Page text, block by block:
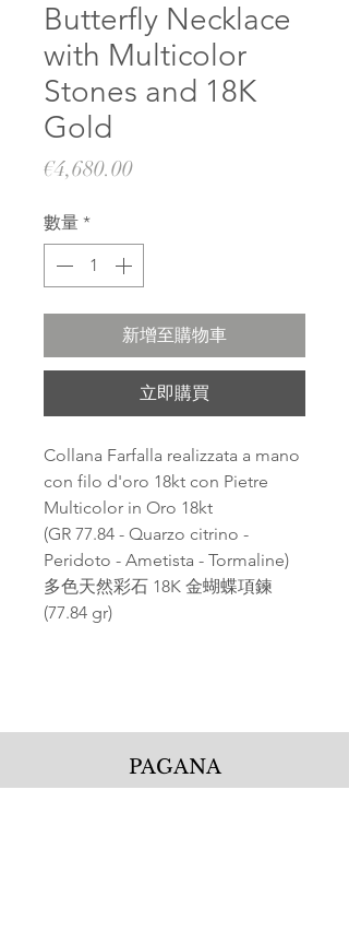
Butterfly Necklace
with Multicolor
Stones and 18K
Gold
€4,680.00價
數量 *
新增至購物車
立即購買
Collana Farfalla realizzata a mano
con filo d'oro 18kt con Pietre
Multicolor in Oro 18kt
(GR 77.84 - Quarzo citrino -
Peridoto - Ametista - Tormaline)
多色天然彩石 18K 金蝴蝶項鍊
(77.84 gr)
PAGANA